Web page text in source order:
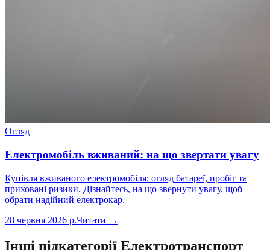
Огляд
Електромобіль вживаний: на що звертати увагу
Купівля вживаного електромобіля: огляд батареї, пробіг та
приховані ризики. Дізнайтесь, на що звернути увагу, щоб
обрати надійний електрокар.
28 червня 2026 р.Читати →
Інші підкатегорії Електротранспорт